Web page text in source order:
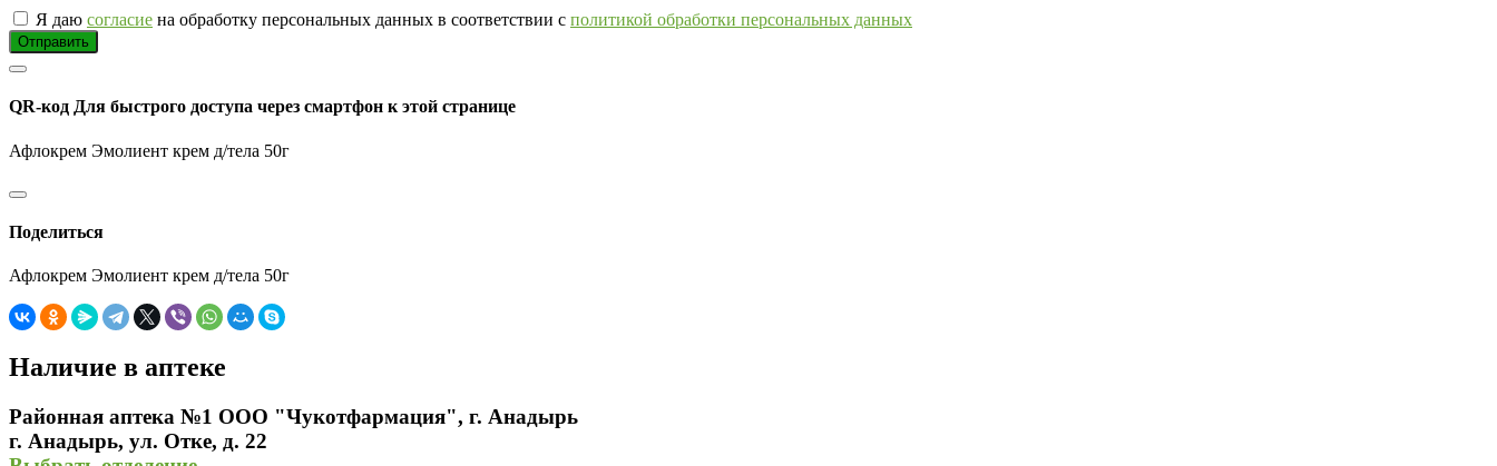
Я даю согласие на обработку персональных данных в соответствии с политикой обработки персональных данных
Отправить
QR-код Для быстрого доступа через смартфон к этой странице
Афлокрем Эмолиент крем д/тела 50г
Поделиться
Афлокрем Эмолиент крем д/тела 50г
Наличие в аптеке
Районная аптека №1 ООО "Чукотфармация", г. Анадырь
г. Анадырь, ул. Отке, д. 22